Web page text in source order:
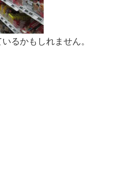
るかもしれません。